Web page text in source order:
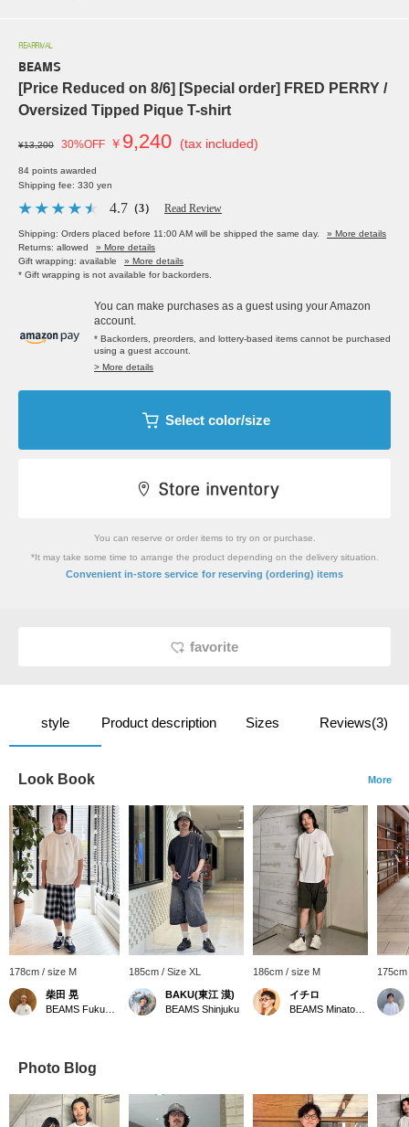
REARRIVAL
BEAMS
[Price Reduced on 8/6] [Special order] FRED PERRY /
Oversized Tipped Pique T-shirt
¥13,200 30%OFF ￥ 9,240 (tax included)
84 points awarded
Shipping fee: 330 yen
4.7 （3） Read Review
Shipping: Orders placed before 11:00 AM will be shipped the same day.
» More details
Returns: allowed
» More details
Gift wrapping: available
» More details
* Gift wrapping is not available for backorders.
You can make purchases as a guest using your Amazon
account.
* Backorders, preorders, and lottery-based items cannot be purchased
using a guest account.
> More details
Select color/size
You can reserve or order items to try on or purchase.
*It may take some time to arrange the product depending on the delivery situation.
Convenient in-store service for reserving (ordering) items
favorite
style Product description Sizes Reviews(3)
Look Book More
178cm / size M
柴田 晃
185cm / Size XL
BAKU(東江 漠)
BEAMS Shinjuku
186cm / size M
イチロ
Photo Blog